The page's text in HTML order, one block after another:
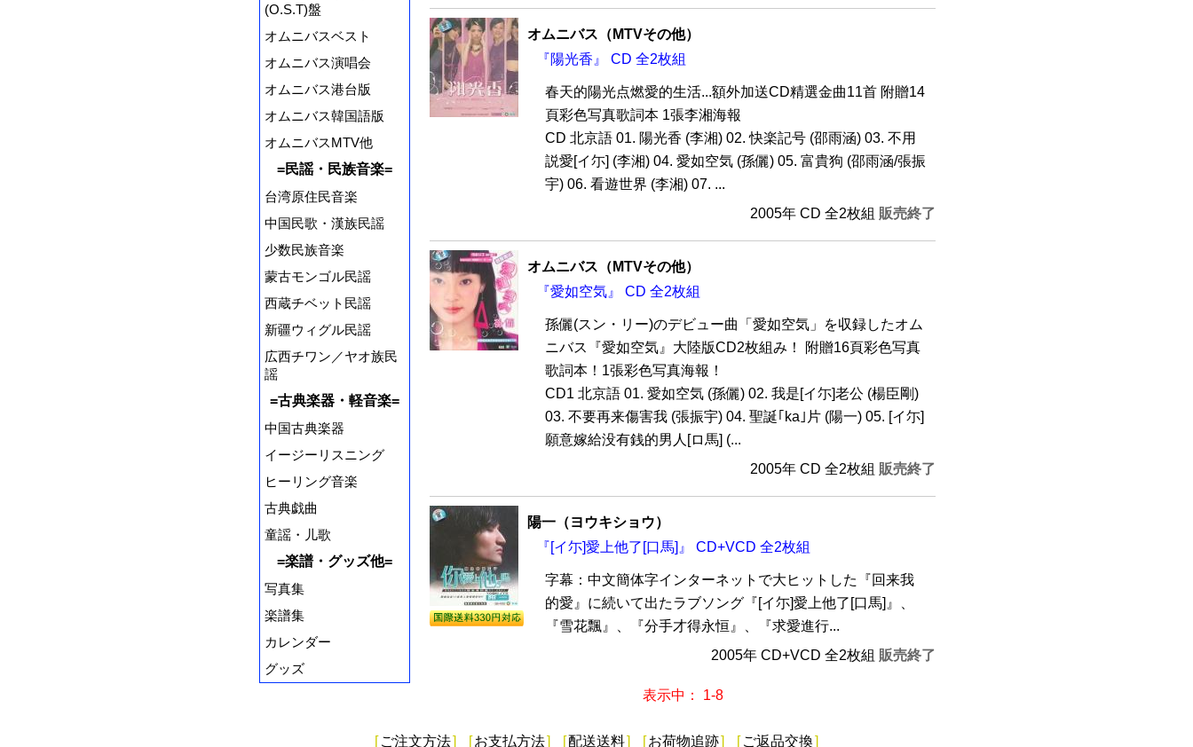
(O.S.T)盤
オムニバスベスト
オムニバス演唱会
オムニバス港台版
オムニバス韓国語版
オムニバスMTV他
=民謡・民族音楽=
台湾原住民音楽
中国民歌・漢族民謡
少数民族音楽
蒙古モンゴル民謡
西蔵チベット民謡
新疆ウィグル民謡
広西チワン／ヤオ族民
謡
=古典楽器・軽音楽=
中国古典楽器
イージーリスニング
ヒーリング音楽
古典戯曲
童謡・儿歌
=楽譜・グッズ他=
写真集
楽譜集
カレンダー
グッズ
オムニバス（MTVその他）
『陽光香』 CD 全2枚組
春天的陽光点燃愛的生活...額外加送CD精選金曲11首 附贈14
頁彩色写真歌詞本 1張李湘海報
CD 北京語 01. 陽光香 (李湘) 02. 快楽記号 (邵雨涵) 03. 不用
説愛[イ尓] (李湘) 04. 愛如空気 (孫儷) 05. 富貴狗 (邵雨涵/張振
宇) 06. 看遊世界 (李湘) 07. ...
2005年 CD 全2枚組 販売終了
オムニバス（MTVその他）
『愛如空気』 CD 全2枚組
孫儷(スン・リー)のデビュー曲「愛如空気」を収録したオム
ニバス『愛如空気』大陸版CD2枚組み！ 附贈16頁彩色写真
歌詞本！1張彩色写真海報！
CD1 北京語 01. 愛如空気 (孫儷) 02. 我是[イ尓]老公 (楊臣剛)
03. 不要再来傷害我 (張振宇) 04. 聖誕｢ka｣片 (陽一) 05. [イ尓]
願意嫁給没有銭的男人[ロ馬] (...
2005年 CD 全2枚組 販売終了
陽一（ヨウキショウ）
『[イ尓]愛上他了[口馬]』 CD+VCD 全2枚組
字幕：中文簡体字インターネットで大ヒットした『回来我
的愛』に続いて出たラブソング『[イ尓]愛上他了[口馬]』、
『雪花飄』、『分手才得永恒』、『求愛進行...
2005年 CD+VCD 全2枚組 販売終了
表示中： 1-8
[ ご注文方法] [お支払方法] [配送送料] [お荷物追跡] [ ご返品交換]